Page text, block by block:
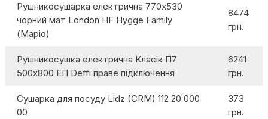
Рушникосушарка електрична 770х530
чорний мат London HF Hygge Family
(Маріо)
8474
грн.
Рушникосушка електрична Класік П7
500x800 ЕП Deffi праве підключення
6241
грн.
Сушарка для посуду Lidz (CRM) 112 20 000
00
373
грн.